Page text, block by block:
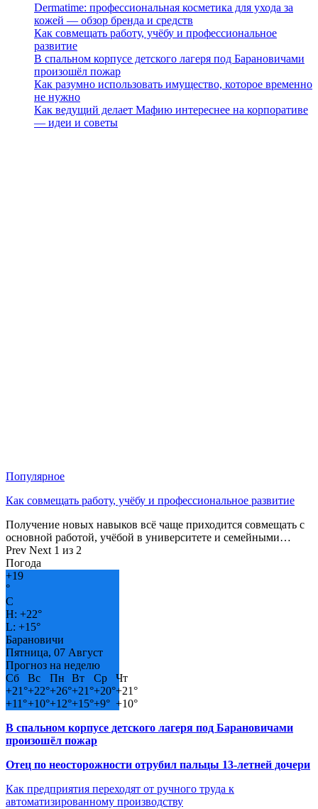
Dermatime: профессиональная косметика для ухода за
кожей — обзор бренда и средств
Как совмещать работу, учёбу и профессиональное
развитие
В спальном корпусе детского лагеря под Барановичами
произошёл пожар
Как разумно использовать имущество, которое временно
не нужно
Как ведущий делает Мафию интереснее на корпоративе
— идеи и советы
Популярное
Как совмещать работу, учёбу и профессиональное развитие
Получение новых навыков всё чаще приходится совмещать с
основной работой, учёбой в университете и семейными…
Prev Next 1 из 2
Погода
+19
°
C
H: +22°
L: +15°
Барановичи
Пятница, 07 Август
Прогноз на неделю
Сб
Вс Пн Вт Ср
Чт
+21°+22°+26°+21°+20°+21°
+11°+10°+12°+15°+9° +10°
В спальном корпусе детского лагеря под Барановичами
произошёл пожар
Отец по неосторожности отрубил пальцы 13-летней дочери
Как предприятия переходят от ручного труда к
автоматизированному производству